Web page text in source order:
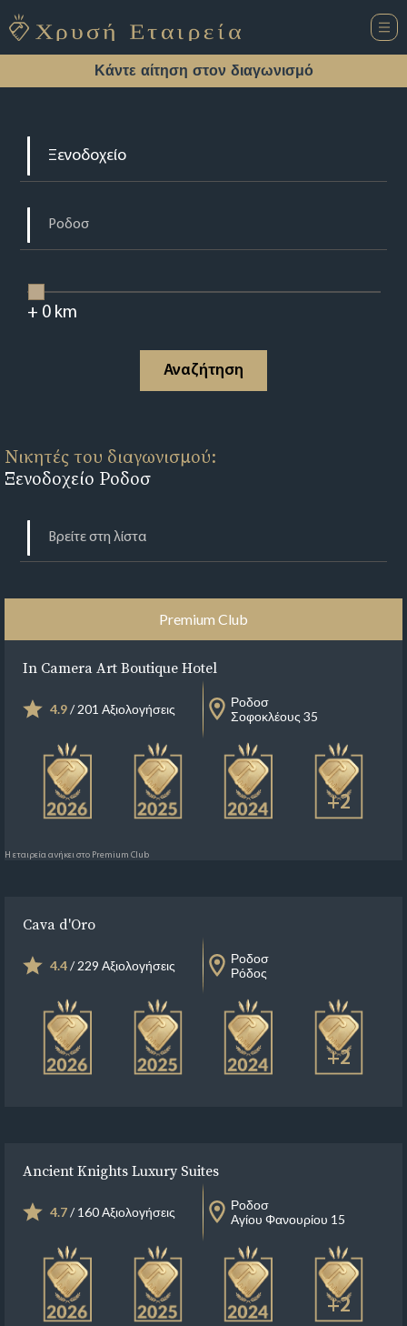
Κάντε αίτηση στον διαγωνισμό
+ 0km
Αναζήτηση
Νικητές του διαγωνισμού:
Ξενοδοχείο Ροδοσ
Premium Club
In Camera Art Boutique Hotel
4.9/ 201 Αξιολογήσεις
Ροδοσ
Σοφοκλέους 35
+2
Η εταιρεία ανήκει στο Premium Club
Cava d'Oro
4.4/ 229 Αξιολογήσεις
Ροδοσ
Ρόδος
+2
Ancient Knights Luxury Suites
4.7/ 160 Αξιολογήσεις
Ροδοσ
Αγίου Φανουρίου 15
+2